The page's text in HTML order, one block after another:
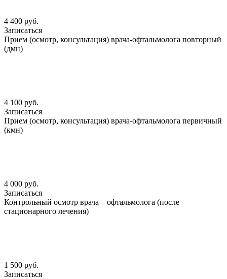
4 400 руб.
Записаться
Прием (осмотр, консультация) врача-офтальмолога повторный
(дмн)
4 100 руб.
Записаться
Прием (осмотр, консультация) врача-офтальмолога первичный
(кмн)
4 000 руб.
Записаться
Контрольный осмотр врача – офтальмолога (после
стационарного лечения)
1 500 руб.
Записаться